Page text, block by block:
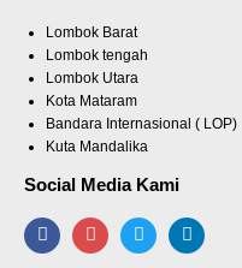
Lombok Barat
Lombok tengah
Lombok Utara
Kota Mataram
Bandara Internasional ( LOP)
Kuta Mandalika
Social Media Kami